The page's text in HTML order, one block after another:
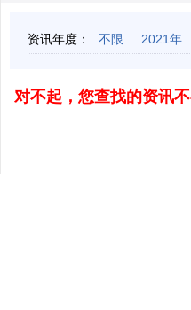
资讯年度： 不限 2021年
对不起，您查找的资讯不